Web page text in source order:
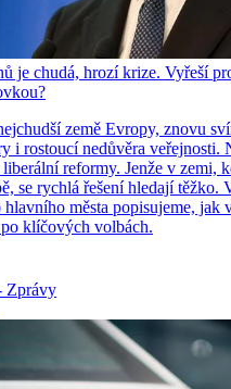
je chudá, hrozí krize. Vyřeší
země Evropy, znovu
i rostoucí nedůvěra veřejnosti.
reformy. Jenže v zemi,
se rychlá řešení hledají těžko.
města popisujeme, jak
po klíčových volbách.
Zprávy